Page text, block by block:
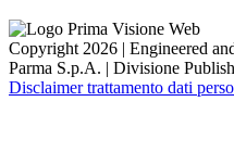
Copyright 2026 | Engineered
Parma S.p.A. | Divisione
Disclaimer trattamento dati